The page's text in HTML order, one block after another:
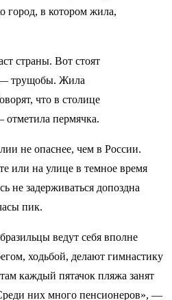
город, в котором жила,
страны. Вот стоят
— трущобы. Жила
что в столице
пермячка.
не опаснее, чем в России.
или на улице в темное время
не задерживаться допоздна
пик.
ведут себя вполне
ходьбой, делают гимнастику
каждый пятачок пляжа занят
них много пенсионеров», —